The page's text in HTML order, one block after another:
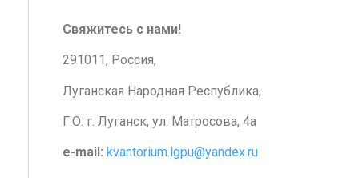
Свяжитесь с нами!
291011, Россия,
Луганская Народная Республика,
Г.О. г. Луганск, ул. Матросова, 4а
e-mail: kvantorium.lgpu@yandex.ru